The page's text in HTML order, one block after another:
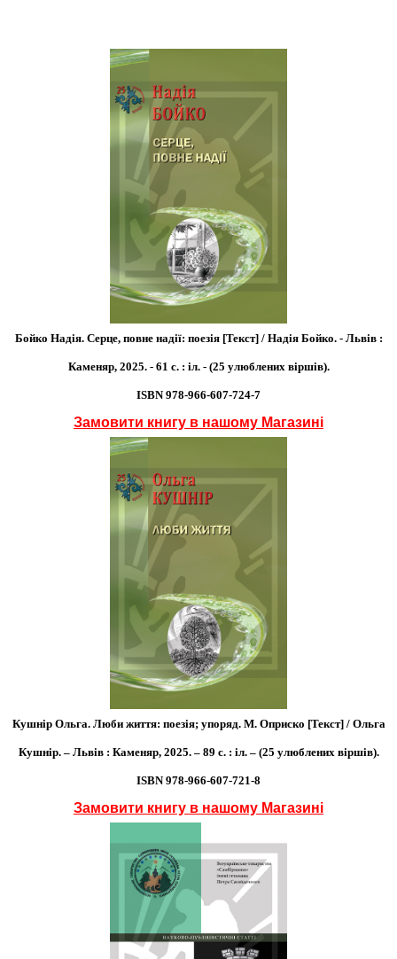
Бойко Надія. Серце, повне надії: поезія [Текст] / Надія Бойко. - Львів :
Каменяр, 2025. - 61 с. : іл. - (25 улюблених віршів).
ISBN 978-966-607-724-7
Замовити книгу в нашому Магазині
Кушнір Ольга. Люби життя: поезія; упоряд. М. Оприско [Текст] / Ольга
Кушнір. – Львів : Каменяр, 2025. – 89 с. : іл. – (25 улюблених віршів).
ISBN 978-966-607-721-8
Замовити книгу в нашому Магазині